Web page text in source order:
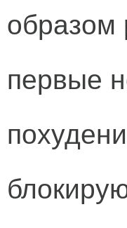
образом
первые